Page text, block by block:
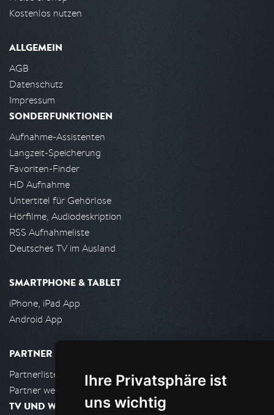
Ihre Privatsphäre ist
uns wichtig
Kostenlos nutzen
ALLGEMEIN
AGB
Datenschutz
Impressum
SONDERFUNKTIONEN
Aufnahme-Assistenten
Langzeit-Speicherung
Favoriten-Finder
HD Aufnahme
Untertitel für Gehörlose
Hörfilme, Audiodeskription
RSS Aufnahmeliste
Deutsches TV im Ausland
SMARTPHONE & TABLET
iPhone, iPad App
Android App
PARTNER
Partnerliste
Partner werden
TV UND WOHNZIMMER